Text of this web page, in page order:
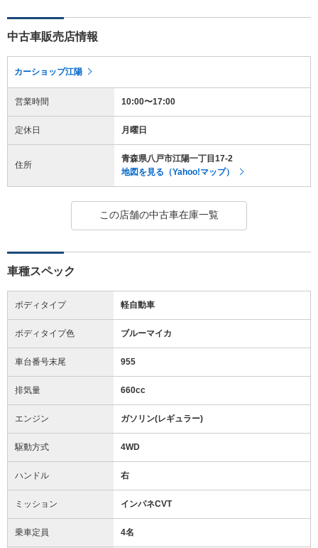
中古車販売店情報
カーショップ江陽
営業時間 10:00〜17:00
定休日 月曜日
住所
青森県八戸市江陽一丁目17-2
地図を見る（Yahoo!マップ）
この店舗の中古車在庫一覧
車種スペック
ボディタイプ 軽自動車
ボディタイプ色 ブルーマイカ
車台番号末尾 955
排気量 660cc
エンジン ガソリン(レギュラー)
駆動方式 4WD
ハンドル 右
ミッション インパネCVT
乗車定員 4名